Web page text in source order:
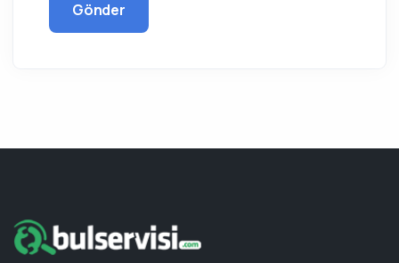
Gönder